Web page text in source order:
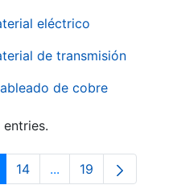
eléctrico
de transmisión
de cobre
Use TAB to navigate.
Page
14 ...Intermediate
Page
19